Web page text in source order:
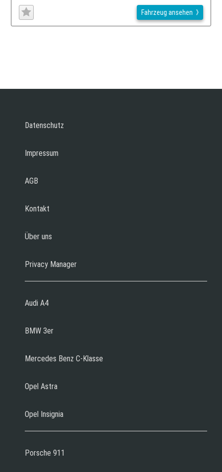
Fahrzeug ansehen
Datenschutz
Impressum
AGB
Kontakt
Über uns
Privacy Manager
Audi A4
BMW 3er
Mercedes Benz C-Klasse
Opel Astra
Opel Insignia
Porsche 911